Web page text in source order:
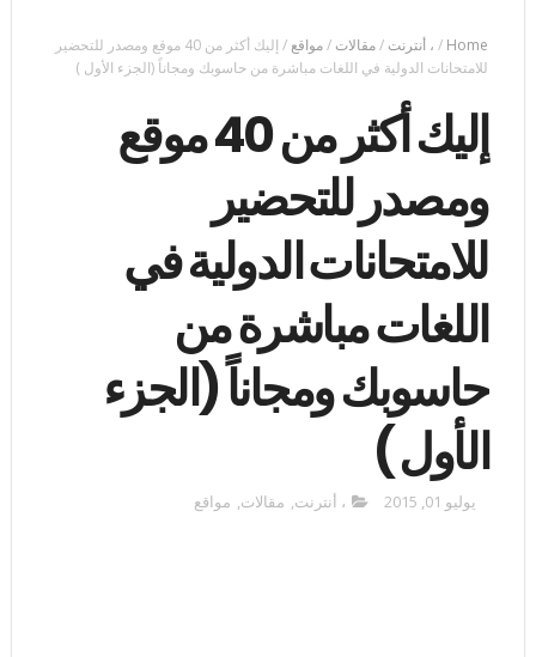
Home
/ ، أنترنت /مقالات /مواقع/
إليك أكثر من 40 موقع ومصدر للتحضير
للامتحانات الدولية في اللغات مباشرة من حاسوبك ومجاناً (الجزء الأول )
إليك أكثر من 40 موقع
ومصدر للتحضير
للامتحانات الدولية في
اللغات مباشرة من
حاسوبك ومجاناً (الجزء
الأول )
يوليو 01, 2015 ، أنترنت, مقالات, مواقع